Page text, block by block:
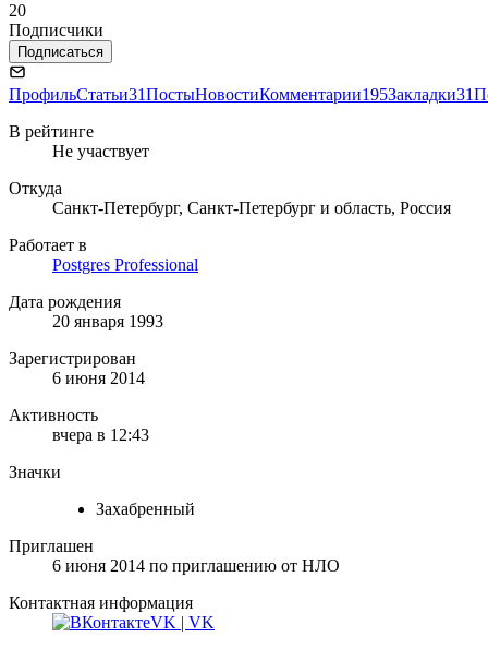
20
Подписчики
Подписаться
ПрофильСтатьи31ПостыНовостиКомментарии195Закладки31
В рейтинге
Не участвует
Откуда
Санкт-Петербург, Санкт-Петербург и область, Россия
Работает в
Postgres Professional
Дата рождения
20 января 1993
Зарегистрирован
6 июня 2014
Активность
вчера в 12:43
Значки
Захабренный
Приглашен
6 июня 2014 по приглашению от НЛО
Контактная информация
VK | VK